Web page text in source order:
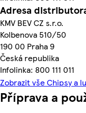
Adresa
KMV BEV CZ s.r.o.
Kolbenova 510/50
190 00 Praha 9
Česká republika
Infolinka: 800 111 011
Zobrazit vše Chipsy a
Příprava a